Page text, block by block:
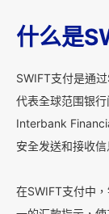
什么是
SWIFT支付是通
代表全球范围银
Interbank
安全发送和接收
在SWIFT支付中